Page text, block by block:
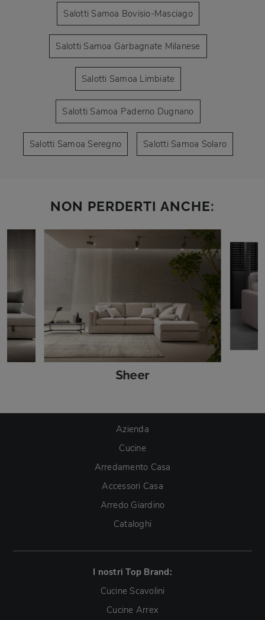
Salotti Samoa Bovisio-Masciago
Salotti Samoa Garbagnate Milanese
Salotti Samoa Limbiate
Salotti Samoa Paderno Dugnano
Salotti Samoa Seregno Salotti Samoa Solaro
NON PERDERTI ANCHE:
Sheer
Azienda
Cucine
Arredamento Casa
Accessori Casa
Arredo Giardino
Cataloghi
I nostri Top Brand:
Cucine Scavolini
Cucine Arrex